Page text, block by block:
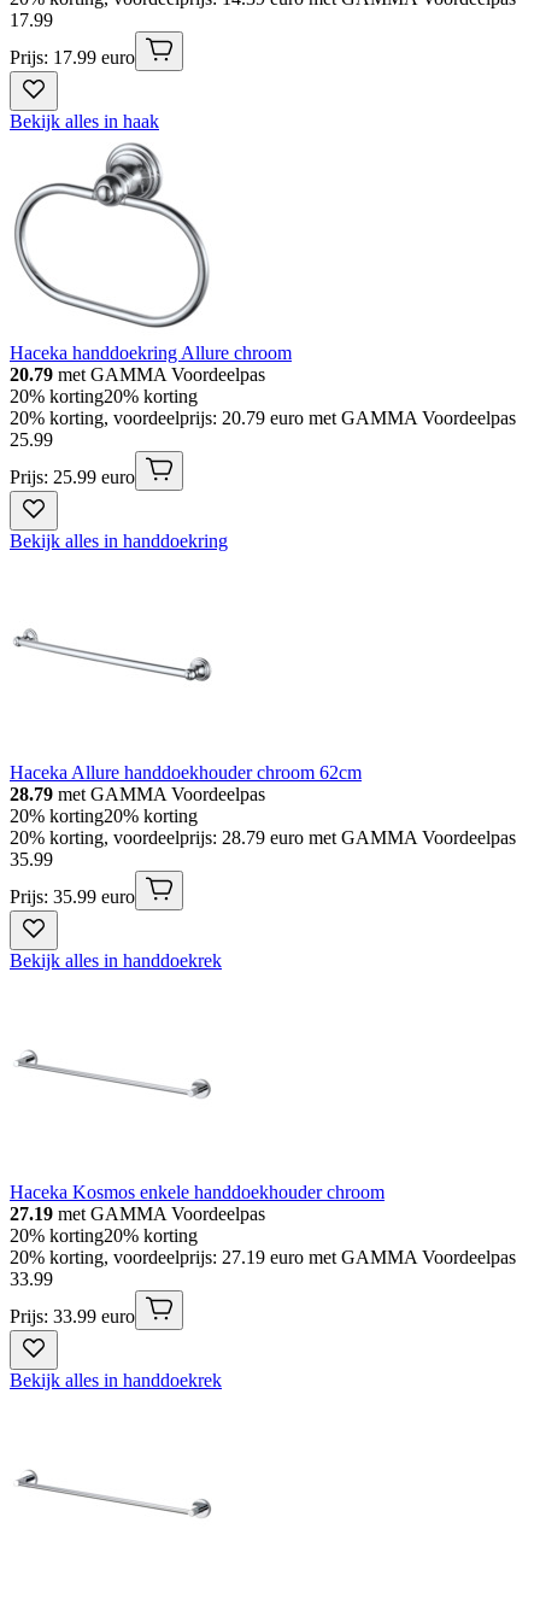
17.99
Prijs: 17.99 euro
Bekijk alles in haak
Haceka handdoekring Allure chroom
20.79 met GAMMA Voordeelpas
20% korting20% korting
20% korting, voordeelprijs: 20.79 euro met GAMMA Voordeelpas
25.99
Prijs: 25.99 euro
Bekijk alles in handdoekring
Haceka Allure handdoekhouder chroom 62cm
28.79 met GAMMA Voordeelpas
20% korting20% korting
20% korting, voordeelprijs: 28.79 euro met GAMMA Voordeelpas
35.99
Prijs: 35.99 euro
Bekijk alles in handdoekrek
Haceka Kosmos enkele handdoekhouder chroom
27.19 met GAMMA Voordeelpas
20% korting20% korting
20% korting, voordeelprijs: 27.19 euro met GAMMA Voordeelpas
33.99
Prijs: 33.99 euro
Bekijk alles in handdoekrek